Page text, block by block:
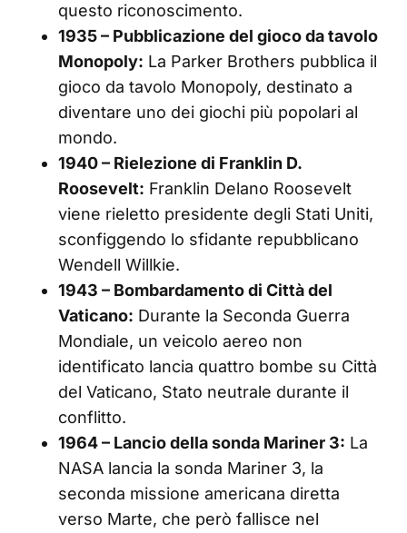
questo riconoscimento.
1935 – Pubblicazione del gioco da tavolo
Monopoly: La Parker Brothers pubblica il
gioco da tavolo Monopoly, destinato a
diventare uno dei giochi più popolari al
mondo.
1940 – Rielezione di Franklin D.
Roosevelt: Franklin Delano Roosevelt
viene rieletto presidente degli Stati Uniti,
sconfiggendo lo sfidante repubblicano
Wendell Willkie.
1943 – Bombardamento di Città del
Vaticano: Durante la Seconda Guerra
Mondiale, un veicolo aereo non
identificato lancia quattro bombe su Città
del Vaticano, Stato neutrale durante il
conflitto.
1964 – Lancio della sonda Mariner 3: La
NASA lancia la sonda Mariner 3, la
seconda missione americana diretta
verso Marte, che però fallisce nel